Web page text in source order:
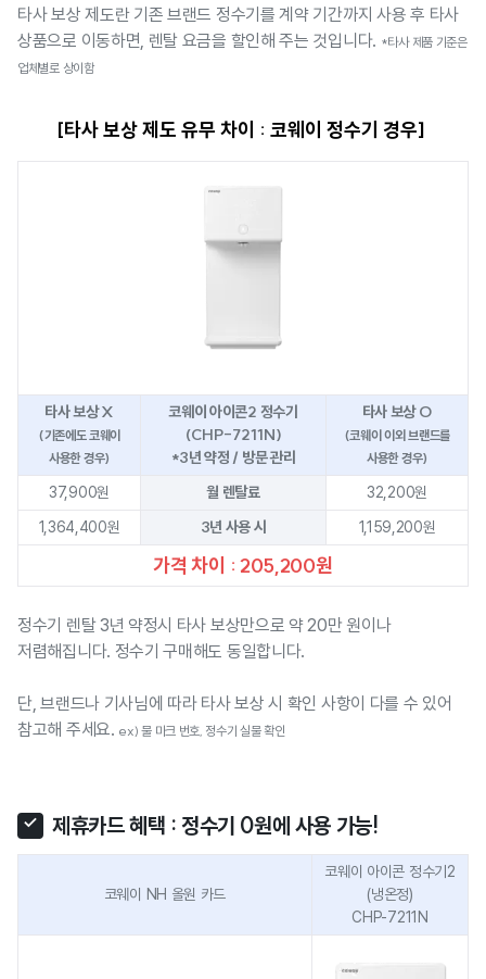
타사 보상 제도란 기존 브랜드 정수기를 계약 기간까지 사용 후 타사
상품으로 이동하면, 렌탈 요금을 할인해 주는 것입니다. *타사 제품 기준은
업체별로 상이함
[타사 보상 제도 유무 차이 : 코웨이 정수기 경우]
타사 보상 X
(기존에도 코웨이
사용한 경우)
코웨이 아이콘2 정수기
(CHP-7211N)
*3년 약정 / 방문 관리
타사 보상 O
(코웨이 이외 브랜드를
사용한 경우)
37,900원 월 렌탈료
32,200원
1,364,400원
3년 사용 시 1,159,200원
가격 차이 : 205,200원
정수기 렌탈 3년 약정시 타사 보상만으로 약 20만 원이나
저렴해집니다. 정수기 구매해도 동일합니다.
단, 브랜드나 기사님에 따라 타사 보상 시 확인 사항이 다를 수 있어
참고해 주세요. ex) 물 마크 번호, 정수기 실물 확인
제휴카드 혜택 : 정수기 0원에 사용 가능!
코웨이 NH 올원 카드
코웨이 아이콘 정수기2
(냉온정)
CHP-7211N